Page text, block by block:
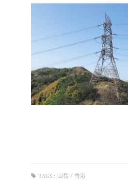
TAGS : 山岳 / 香港